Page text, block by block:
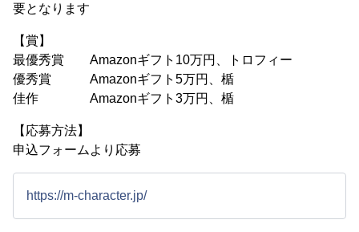
要となります
【賞】
最優秀賞 Amazonギフト10万円、トロフィー
優秀賞 Amazonギフト5万円、楯
佳作 Amazonギフト3万円、楯
【応募方法】
申込フォームより応募
https://m-character.jp/